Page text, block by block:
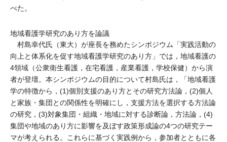
べた。
地域看護学研究のあり方を論議
村島幸代氏（東大）が座長を務めたシンポジウム「実践活動の
向上と体系化を促す地域看護学研究のあり方」では，地域看護の
4領域（公衆衛生看護，在宅看護，産業看護，学校保健）から演
者が登壇。本シンポジウムの目的について村島氏は，「地域看護
学の特徴から，(1)個別支援のあり方とその研究方法論，(2)個人
と家族・集団との関係性を明確にし，支援方法を選択する方法論
の研究，(3)対象集団・組織・地域に対する診断論，方法論，(4)
集団や地域のあり方に影響を及ぼす政策形成論の4つの研究テー
マが考えられる。これらに基づく実践例から，参加者とともに各